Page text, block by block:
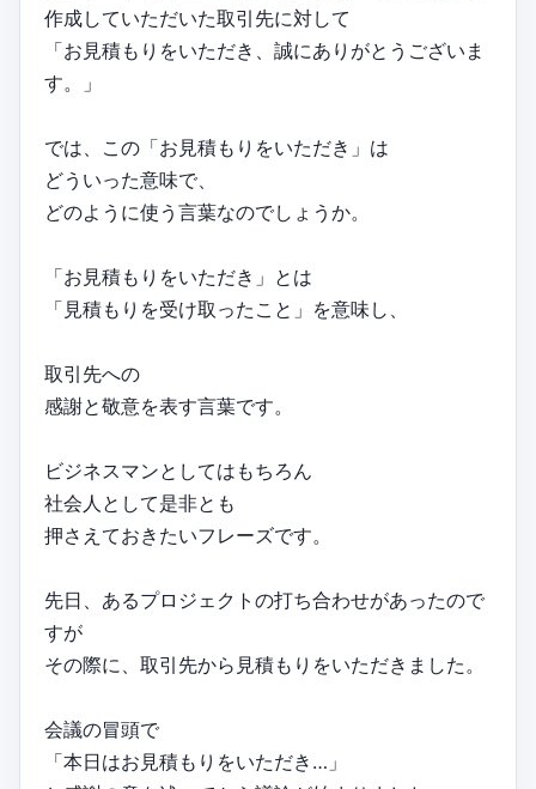
作成していただいた取引先に対して
「お見積もりをいただき、誠にありがとうございま
す。」
では、この「お見積もりをいただき」は
どういった意味で、
どのように使う言葉なのでしょうか。
「お見積もりをいただき」とは
「見積もりを受け取ったこと」を意味し、
取引先への
感謝と敬意を表す言葉です。
ビジネスマンとしてはもちろん
社会人として是非とも
押さえておきたいフレーズです。
先日、あるプロジェクトの打ち合わせがあったので
すが
その際に、取引先から見積もりをいただきました。
会議の冒頭で
「本日はお見積もりをいただき…」